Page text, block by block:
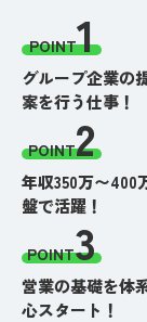
POINT1
グループ企業の
案を行う仕事！
POINT2
年収350万〜400
盤で活躍！
POINT3
営業の基礎を体
心スタート！